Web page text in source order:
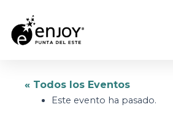
« Todos los Eventos
Este evento ha pasado.